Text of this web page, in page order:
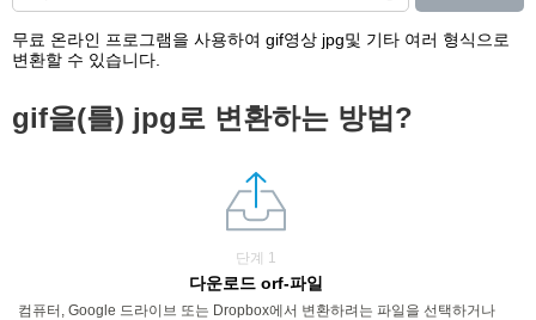
무료 온라인 프로그램을 사용하여 gif영상 jpg및 기타 여러 형식으로
변환할 수 있습니다.
gif을(를) jpg로 변환하는 방법?
단계 1
다운로드 orf-파일
컴퓨터, Google 드라이브 또는 Dropbox에서 변환하려는 파일을 선택하거나